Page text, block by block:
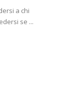
a chi
se ...